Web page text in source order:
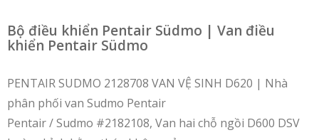
Bộ điều khiển Pentair Südmo | Van điều
khiển Pentair Südmo
PENTAIR SUDMO 2128708 VAN VỆ SINH D620 | Nhà
phân phối van Sudmo Pentair
Pentair / Sudmo #2182108, Van hai chỗ ngồi D600 DSV